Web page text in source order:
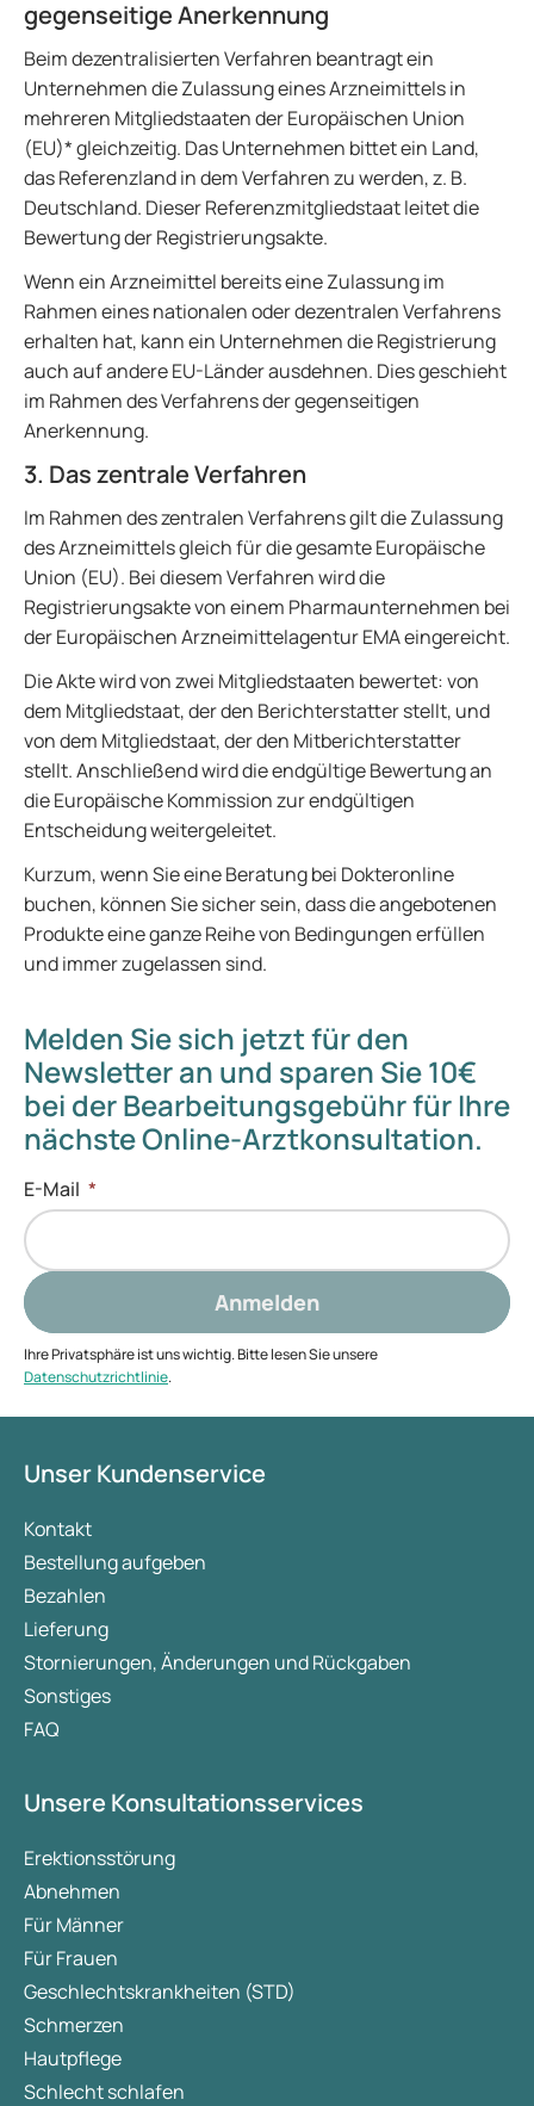
gegenseitige Anerkennung
Beim dezentralisierten Verfahren beantragt ein
Unternehmen die Zulassung eines Arzneimittels in
mehreren Mitgliedstaaten der Europäischen Union
(EU)* gleichzeitig. Das Unternehmen bittet ein Land,
das Referenzland in dem Verfahren zu werden, z. B.
Deutschland. Dieser Referenzmitgliedstaat leitet die
Bewertung der Registrierungsakte.
Wenn ein Arzneimittel bereits eine Zulassung im
Rahmen eines nationalen oder dezentralen Verfahrens
erhalten hat, kann ein Unternehmen die Registrierung
auch auf andere EU-Länder ausdehnen. Dies geschieht
im Rahmen des Verfahrens der gegenseitigen
Anerkennung.
3. Das zentrale Verfahren
Im Rahmen des zentralen Verfahrens gilt die Zulassung
des Arzneimittels gleich für die gesamte Europäische
Union (EU). Bei diesem Verfahren wird die
Registrierungsakte von einem Pharmaunternehmen bei
der Europäischen Arzneimittelagentur EMA eingereicht.
Die Akte wird von zwei Mitgliedstaaten bewertet: von
dem Mitgliedstaat, der den Berichterstatter stellt, und
von dem Mitgliedstaat, der den Mitberichterstatter
stellt. Anschließend wird die endgültige Bewertung an
die Europäische Kommission zur endgültigen
Entscheidung weitergeleitet.
Kurzum, wenn Sie eine Beratung bei Dokteronline
buchen, können Sie sicher sein, dass die angebotenen
Produkte eine ganze Reihe von Bedingungen erfüllen
und immer zugelassen sind.
Melden Sie sich jetzt für den
Newsletter an und sparen Sie 10€
bei der Bearbeitungsgebühr für Ihre
nächste Online-Arztkonsultation.
E-Mail *
Anmelden
Ihre Privatsphäre ist uns wichtig. Bitte lesen Sie unsere
Datenschutzrichtlinie.
Unser Kundenservice
Kontakt
Bestellung aufgeben
Bezahlen
Lieferung
Stornierungen, Änderungen und Rückgaben
Sonstiges
FAQ
Unsere Konsultationsservices
Erektionsstörung
Abnehmen
Für Männer
Für Frauen
Geschlechtskrankheiten (STD)
Schmerzen
Hautpflege
Schlecht schlafen